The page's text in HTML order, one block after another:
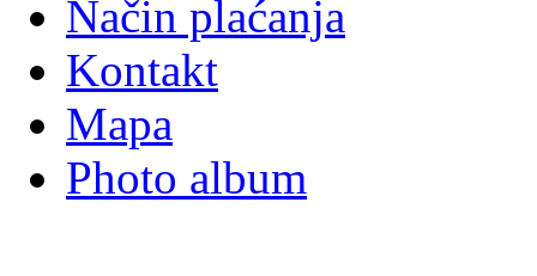
Način plaćanja
Kontakt
Mapa
Photo album